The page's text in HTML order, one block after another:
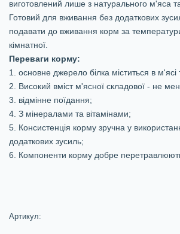
виготовлений лише з натурального м'яса
Готовий для вживання без додаткових
подавати до вживання корм за
кімнатної.
Переваги корму:
1. основне джерело білка міститься в
2. Високий вміст м'ясної складової - не
3. відмінне поїдання;
4. З мінералами та вітамінами;
5. Консистенція корму зручна у
додаткових зусиль;
6. Компоненти корму добре
Артикул: